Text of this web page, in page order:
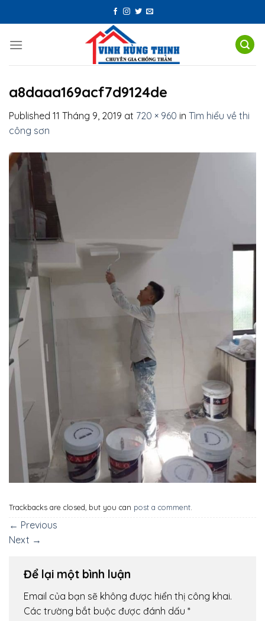
to
a8daaa169acf7d9124de
Published 11 Tháng 9, 2019 at 720 × 960 in Tìm hiểu về thi
công sơn
Trackbacks are closed, but you can post a comment
← Previous
Next →
Để lại một bình luận
Email của bạn sẽ không được hiển thị công khai.
Các trường bắt buộc được đánh dấu *